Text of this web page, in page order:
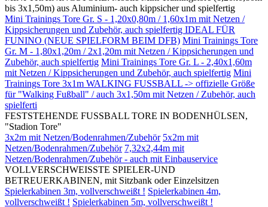
bis 3x1,50m) aus Aluminium- auch kippsicher und spielfertig
Mini Trainings Tore Gr. S - 1,20x0,80m / 1,60x1m mit Netzen /
Kippsicherungen und Zubehör, auch spielfertig IDEAL FÜR
FUNINO (NEUE SPIELFORM BEIM DFB) Mini Trainings Tore
Gr. M - 1,80x1,20m / 2x1,20m mit Netzen / Kippsicherungen und
Zubehör, auch spielfertig Mini Trainings Tore Gr. L - 2,40x1,60m
mit Netzen / Kippsicherungen und Zubehör, auch spielfertig Mini
Trainings Tore 3x1m WALKING FUSSBALL -> offizielle Größe
für "Walking Fußball" / auch 3x1,50m mit Netzen / Zubehör, auch
spielferti
FESTSTEHENDE FUSSBALL TORE IN BODENHÜLSEN,
"Stadion Tore"
3x2m mit Netzen/Bodenrahmen/Zubehör 5x2m mit
Netzen/Bodenrahmen/Zubehör 7,32x2,44m mit
Netzen/Bodenrahmen/Zubehör - auch mit Einbauservice
VOLLVERSCHWEISSTE SPIELER-UND
BETREUERKABINEN, mit Sitzbank oder Einzelsitzen
Spielerkabinen 3m, vollverschweißt ! Spielerkabinen 4m,
vollverschweißt ! Spielerkabinen 5m, vollverschweißt !